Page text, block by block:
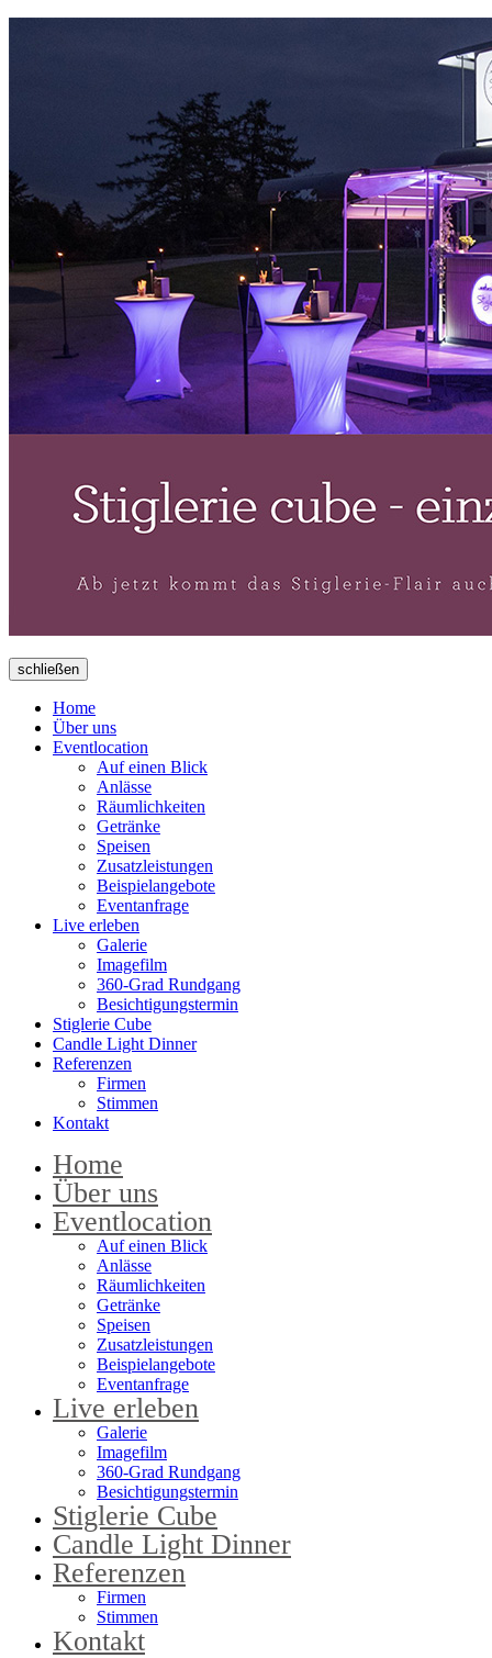
schließen
Home
Über uns
Eventlocation
Auf einen Blick
Anlässe
Räumlichkeiten
Getränke
Speisen
Zusatzleistungen
Beispielangebote
Eventanfrage
Live erleben
Galerie
Imagefilm
360-Grad Rundgang
Besichtigungstermin
Stiglerie Cube
Candle Light Dinner
Referenzen
Firmen
Stimmen
Kontakt
Home
Über uns
Eventlocation
Auf einen Blick
Anlässe
Räumlichkeiten
Getränke
Speisen
Zusatzleistungen
Beispielangebote
Eventanfrage
Live erleben
Galerie
Imagefilm
360-Grad Rundgang
Besichtigungstermin
Stiglerie Cube
Candle Light Dinner
Referenzen
Firmen
Stimmen
Kontakt